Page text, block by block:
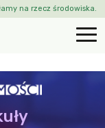
na rzecz środowiska.